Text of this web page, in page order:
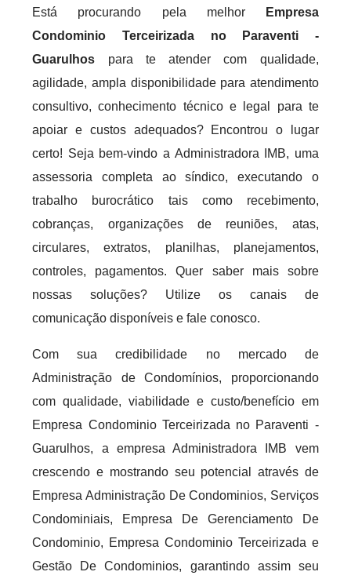
Está procurando pela melhor
Empresa
Condominio Terceirizada no Paraventi -
Guarulhos para te atender com qualidade,
agilidade, ampla disponibilidade para atendimento
consultivo, conhecimento técnico e legal para te
apoiar e custos adequados? Encontrou o lugar
certo! Seja bem-vindo a Administradora IMB, uma
assessoria completa ao síndico, executando o
trabalho burocrático tais como recebimento,
cobranças, organizações de reuniões, atas,
circulares, extratos, planilhas, planejamentos,
controles, pagamentos. Quer saber mais sobre
nossas soluções? Utilize os canais de
comunicação disponíveis e fale conosco.
Com sua credibilidade no mercado de
Administração de Condomínios, proporcionando
com qualidade, viabilidade e custo/benefício em
Empresa Condominio Terceirizada no Paraventi -
Guarulhos, a empresa Administradora IMB vem
crescendo e mostrando seu potencial através de
Empresa Administração De Condominios, Serviços
Condominiais, Empresa De Gerenciamento De
Condominio, Empresa Condominio Terceirizada e
Gestão De Condominios, garantindo assim seu